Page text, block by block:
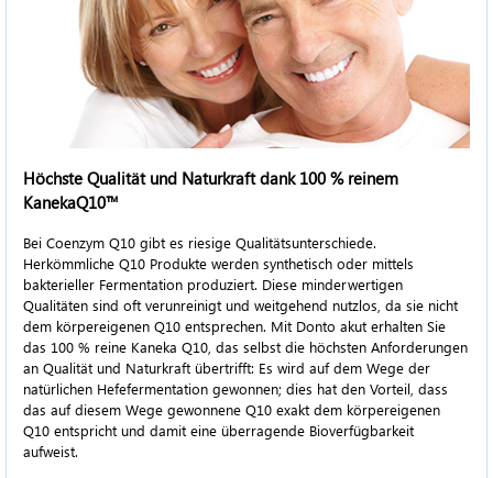
Höchste Qualität und Naturkraft dank 100 %reinem
KanekaQ10™
Bei Coenzym Q10 gibt es riesige Qualitätsunterschiede.
Herkömmliche Q10 Produkte werden synthetisch oder mittels
bakterieller Fermentation produziert. Diese minderwertigen
Qualitäten sind oft verunreinigt und weitgehend nutzlos, da sie nicht
dem körpereigenen Q10 entsprechen. Mit Donto akut erhalten Sie
das 100 % reine Kaneka Q10, das selbst die höchsten Anforderungen
an Qualität und Naturkraft übertrifft: Es wird auf dem Wege der
natürlichen Hefefermentation gewonnen; dies hat den Vorteil, dass
das auf diesem Wege gewonnene Q10 exakt dem körpereigenen
Q10 entspricht und damit eine überragende Bioverfügbarkeit
aufweist.